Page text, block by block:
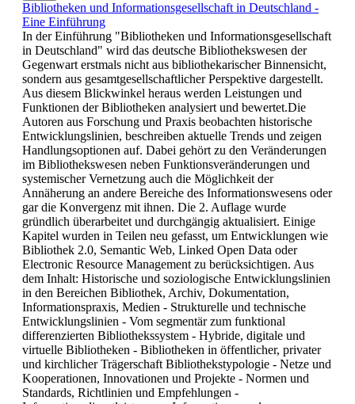
Bibliotheken und Informationsgesellschaft in Deutschland -
Eine Einführung
In der Einführung "Bibliotheken und Informationsgesellschaft
in Deutschland" wird das deutsche Bibliothekswesen der
Gegenwart erstmals nicht aus bibliothekarischer Binnensicht,
sondern aus gesamtgesellschaftlicher Perspektive dargestellt.
Aus diesem Blickwinkel heraus werden Leistungen und
Funktionen der Bibliotheken analysiert und bewertet.Die
Autoren aus Forschung und Praxis beobachten historische
Entwicklungslinien, beschreiben aktuelle Trends und zeigen
Handlungsoptionen auf. Dabei gehört zu den Veränderungen
im Bibliothekswesen neben Funktionsveränderungen und
systemischer Vernetzung auch die Möglichkeit der
Annäherung an andere Bereiche des Informationswesens oder
gar die Konvergenz mit ihnen. Die 2. Auflage wurde
gründlich überarbeitet und durchgängig aktualisiert. Einige
Kapitel wurden in Teilen neu gefasst, um Entwicklungen wie
Bibliothek 2.0, Semantic Web, Linked Open Data oder
Electronic Resource Management zu berücksichtigen. Aus
dem Inhalt: Historische und soziologische Entwicklungslinien
in den Bereichen Bibliothek, Archiv, Dokumentation,
Informationspraxis, Medien - Strukturelle und technische
Entwicklungslinien - Vom segmentär zum funktional
differenzierten Bibliothekssystem - Hybride, digitale und
virtuelle Bibliotheken - Bibliotheken in öffentlicher, privater
und kirchlicher Trägerschaft Bibliothekstypologie - Netze und
Kooperationen, Innovationen und Projekte - Normen und
Standards, Richtlinien und Empfehlungen -